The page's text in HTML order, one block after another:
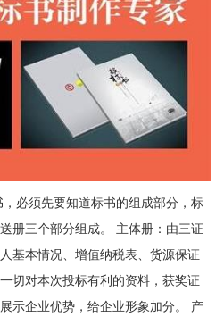
必须先要知道标书的组成部分，标
册三个部分组成。 主体册：由三证
基本情况、增值纳税表、货源保证
切对本次投标有利的资料，获奖证
示企业优势，给企业形象加分。 产